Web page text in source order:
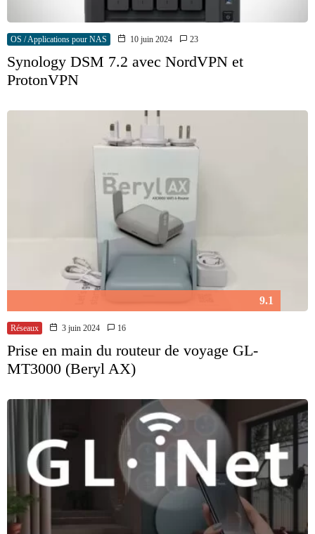
OS / Applications pour NAS 10 juin 2024 23
Synology DSM 7.2 avec NordVPN et
ProtonVPN
9.1
Réseaux 3 juin 2024 16
Prise en main du routeur de voyage GL-
MT3000 (Beryl AX)